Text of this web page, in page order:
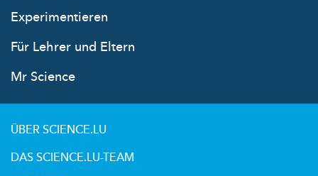
Experimentieren
Für Lehrer und Eltern
Mr Science
ÜBER SCIENCE.LU
DAS SCIENCE.LU-TEAM